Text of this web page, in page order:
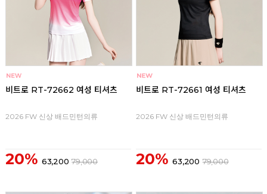
비트로 RT-72662 여성 티셔츠
2026 FW 신상 배드민턴의류
20% 63,200 79,000
비트로 RT-72661 여성 티셔츠
2026 FW 신상 배드민턴의류
20% 63,200 79,000